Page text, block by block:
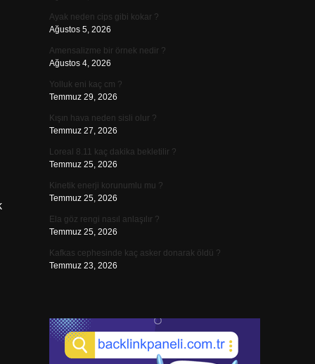
Ayak neden cips gibi kokar ?
Ağustos 5, 2026
Amensalizme bir örnek nedir ?
Ağustos 4, 2026
Yolluk eni kaç cm ?
Temmuz 29, 2026
Kışın hava neden sisli olur ?
Temmuz 27, 2026
Loreal 8.11 kaç dakika bekletilir ?
Temmuz 25, 2026
Kinetik enerji korunumlu mu ?
Temmuz 25, 2026
Ela göz rengi nasıl anlaşılır ?
Temmuz 25, 2026
Kafkas cephesinde kaç asker donarak öldü ?
Temmuz 23, 2026